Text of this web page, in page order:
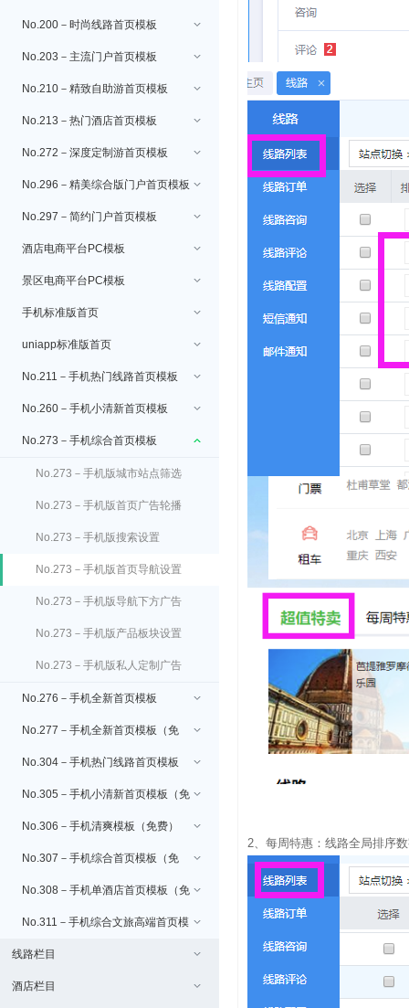
No.200－时尚线路首页模板
No.203－主流门户首页模板
No.210－精致自助游首页模板
No.213－热门酒店首页模板
No.272－深度定制游首页模板
No.296－精美综合版门户首页模板
No.297－简约门户首页模板
酒店电商平台PC模板
景区电商平台PC模板
手机标准版首页
uniapp标准版首页
No.211－手机热门线路首页模板
No.260－手机小清新首页模板
No.273－手机综合首页模板
No.273－手机版城市站点筛选
设置
No.273－手机版首页广告轮播
图设置
No.273－手机版搜索设置
No.273－手机版首页导航设置
No.273－手机版导航下方广告
图设置
No.273－手机版产品板块设置
No.273－手机版私人定制广告
图设置
No.276－手机全新首页模板
No.277－手机全新首页模板（免
费）
No.304－手机热门线路首页模板
（免费）
No.305－手机小清新首页模板（免
费）
No.306－手机清爽模板（免费）
No.307－手机综合首页模板（免
费）
No.308－手机单酒店首页模板（免
费）
No.311－手机综合文旅高端首页模
板（免费/uniapp版本）
线路栏目
酒店栏目
2、每周特惠：线路全局排序